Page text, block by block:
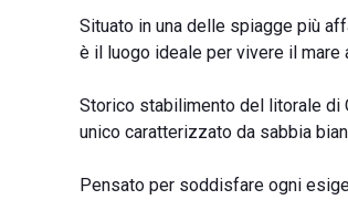
Situato in una delle spiagge più
è il luogo ideale per vivere il mare
Storico stabilimento del litorale di
unico caratterizzato da sabbia
Pensato per soddisfare ogni